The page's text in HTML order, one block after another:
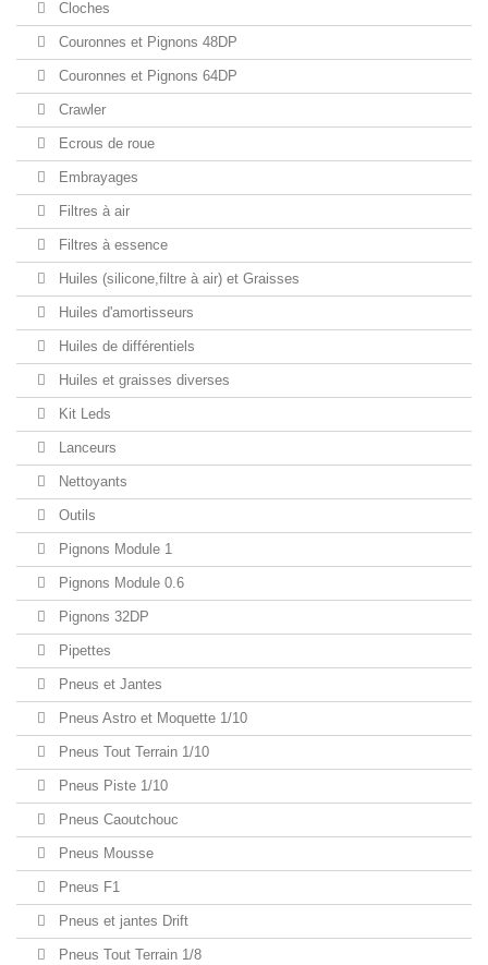
Cloches
Couronnes et Pignons 48DP
Couronnes et Pignons 64DP
Crawler
Ecrous de roue
Embrayages
Filtres à air
Filtres à essence
Huiles (silicone,filtre à air) et Graisses
Huiles d'amortisseurs
Huiles de différentiels
Huiles et graisses diverses
Kit Leds
Lanceurs
Nettoyants
Outils
Pignons Module 1
Pignons Module 0.6
Pignons 32DP
Pipettes
Pneus et Jantes
Pneus Astro et Moquette 1/10
Pneus Tout Terrain 1/10
Pneus Piste 1/10
Pneus Caoutchouc
Pneus Mousse
Pneus F1
Pneus et jantes Drift
Pneus Tout Terrain 1/8